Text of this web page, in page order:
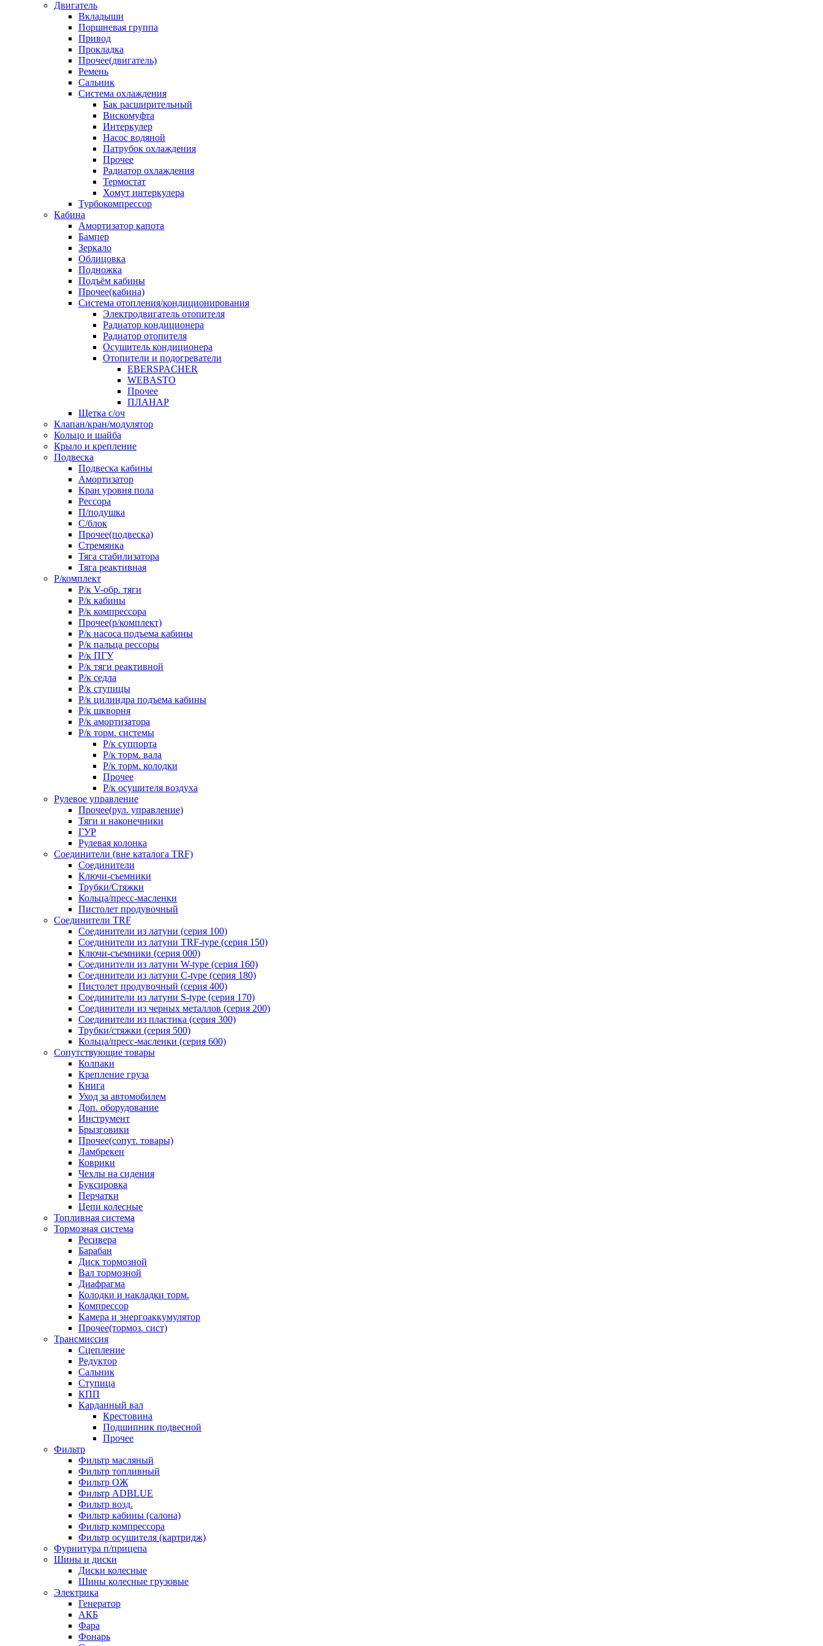
Двигатель
Вкладыши
Поршневая группа
Привод
Прокладка
Прочее(двигатель)
Ремень
Сальник
Система охлаждения
Бак расширительный
Вискомуфта
Интеркулер
Насос водяной
Патрубок охлаждения
Прочее
Радиатор охлаждения
Термостат
Хомут интеркулера
Турбокомпрессор
Кабина
Амортизатор капота
Бампер
Зеркало
Облицовка
Подножка
Подъём кабины
Прочее(кабина)
Система отопления/кондиционирования
Электродвигатель отопителя
Радиатор кондиционера
Радиатор отопителя
Осушитель кондиционера
Отопители и подогреватели
EBERSPACHER
WEBASTO
Прочее
ПЛАНАР
Щетка с/оч
Клапан/кран/модулятор
Кольцо и шайба
Крыло и крепление
Подвеска
Подвеска кабины
Амортизатор
Кран уровня пола
Рессора
П/подушка
С/блок
Прочее(подвеска)
Стремянка
Тяга стабилизатора
Тяга реактивная
Р/комплект
Р/к V-обр. тяги
Р/к кабины
Р/к компрессора
Прочее(р/комплект)
Р/к насоса подъема кабины
Р/к пальца рессоры
Р/к ПГУ
Р/к тяги реактивной
Р/к седла
Р/к ступицы
Р/к цилиндра подъема кабины
Р/к шкворня
Р/к амортизатора
Р/к торм. системы
Р/к суппорта
Р/к торм. вала
Р/к торм. колодки
Прочее
Р/к осушителя воздуха
Рулевое управление
Прочее(рул. управление)
Тяги и наконечники
ГУР
Рулевая колонка
Соединители (вне каталога TRF)
Соединители
Ключи-cъемники
Трубки/Стяжки
Кольца/пресс-масленки
Пистолет продувочный
Соединители TRF
Соединители из латуни (серия 100)
Соединители из латуни TRF-type (серия 150)
Ключи-съемники (серия 000)
Соединители из латуни W-type (серия 160)
Соединители из латуни С-type (серия 180)
Пистолет продувочный (серия 400)
Соединители из латуни S-type (серия 170)
Соединители из черных металлов (серия 200)
Соединители из пластика (серия 300)
Трубки/стяжки (серия 500)
Кольца/пресс-масленки (серия 600)
Сопутствующие товары
Колпаки
Крепление груза
Книга
Уход за автомобилем
Доп. оборудование
Инструмент
Брызговики
Прочее(сопут. товары)
Ламбрекен
Коврики
Чехлы на сидения
Буксировка
Перчатки
Цепи колесные
Топливная система
Тормозная система
Ресивера
Барабан
Диск тормозной
Вал тормозной
Диафрагма
Колодки и накладки торм.
Компрессор
Камера и энергоаккумулятор
Прочее(тормоз. сист)
Трансмиссия
Сцепление
Редуктор
Сальник
Ступица
КПП
Карданный вал
Крестовина
Подшипник подвесной
Прочее
Фильтр
Фильтр масляный
Фильтр топливный
Фильтр ОЖ
Фильтр ADBLUE
Фильтр возд.
Фильтр кабины (салона)
Фильтр компрессора
Фильтр осушителя (картридж)
Фурнитура п/прицепа
Шины и диски
Диски колесные
Шины колесные грузовые
Электрика
Генератор
АКБ
Фара
Фонарь